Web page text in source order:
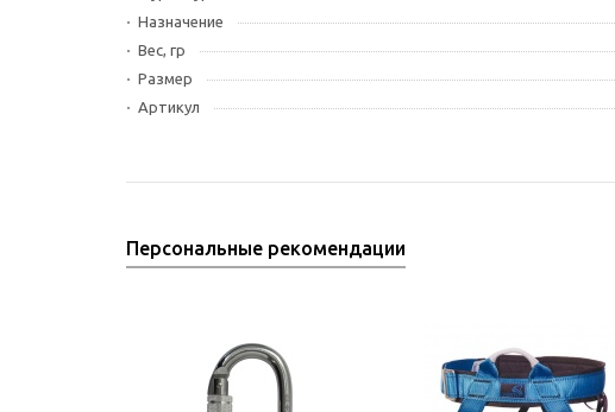
Назначение
Вес, гр
Размер
Артикул
Персональные рекомендации